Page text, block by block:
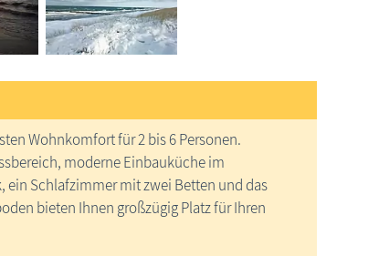
Wohnkomfort für 2 bis 6 Personen.
moderne Einbauküche im
ein Schlafzimmer mit zwei Betten und das
bieten Ihnen großzügig Platz für Ihren